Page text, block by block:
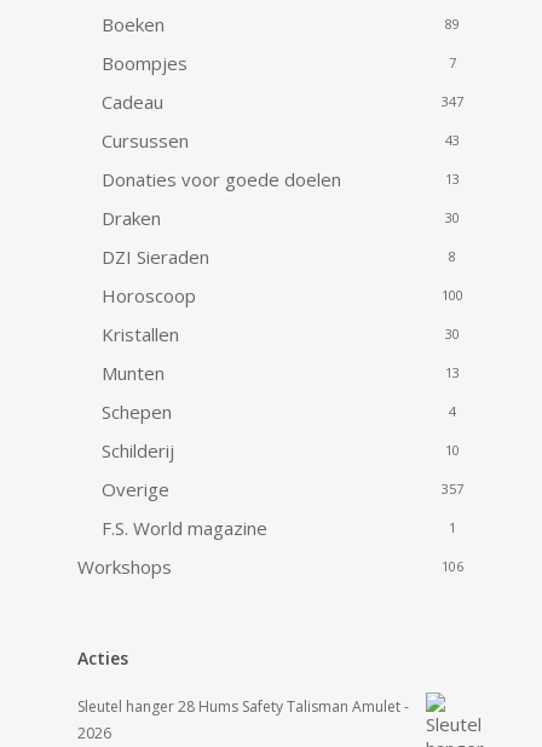
Boeken 89
Boompjes 7
Cadeau 347
Cursussen 43
Donaties voor goede doelen 13
Draken 30
DZI Sieraden 8
Horoscoop 100
Kristallen 30
Munten 13
Schepen 4
Schilderij 10
Overige 357
F.S. World magazine 1
Workshops 106
Acties
Sleutel hanger 28 Hums Safety Talisman Amulet -
2026